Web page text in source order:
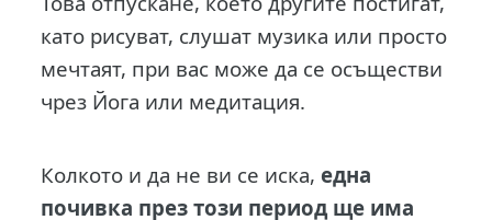
като рисуват, слушат музика или просто
мечтаят, при вас може да се осъществи
чрез Йога или медитация.
Колкото и да не ви се иска,една
почивка през този период ще има